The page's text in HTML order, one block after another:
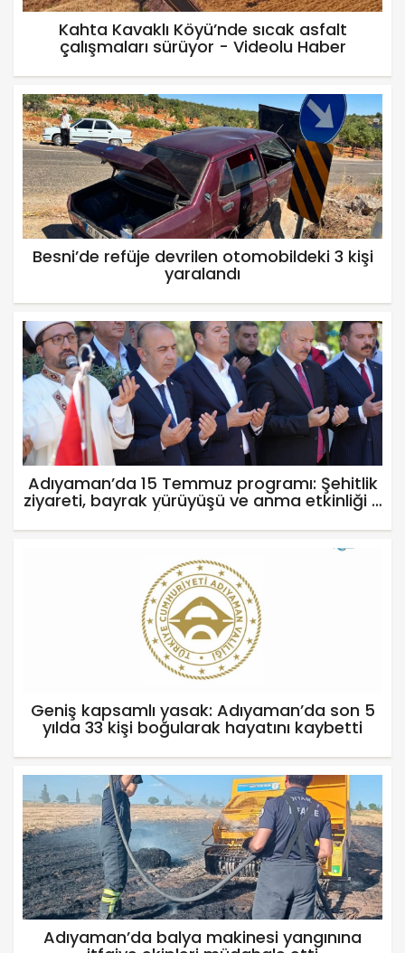
Kahta Kavaklı Köyü’nde sıcak asfalt
çalışmaları sürüyor - Videolu Haber
Besni’de refüje devrilen otomobildeki 3 kişi
yaralandı
Adıyaman’da 15 Temmuz programı: Şehitlik
ziyareti, bayrak yürüyüşü ve anma etkinliği -
Videolu Haber
Geniş kapsamlı yasak: Adıyaman’da son 5
yılda 33 kişi boğularak hayatını kaybetti
Adıyaman’da balya makinesi yangınına